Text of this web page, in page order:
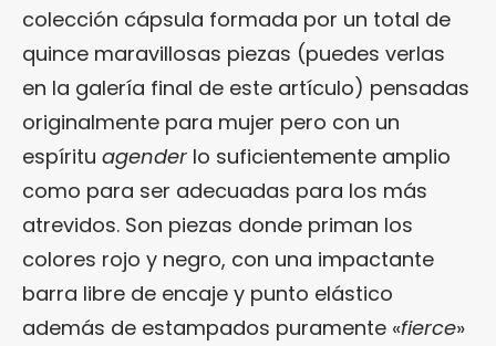
colección cápsula formada por un total de
quince maravillosas piezas (puedes verlas
en la galería final de este artículo) pensadas
originalmente para mujer pero con un
espíritu agender lo suficientemente amplio
como para ser adecuadas para los más
atrevidos. Son piezas donde priman los
colores rojo y negro, con una impactante
barra libre de encaje y punto elástico
además de estampados puramente «fierce»